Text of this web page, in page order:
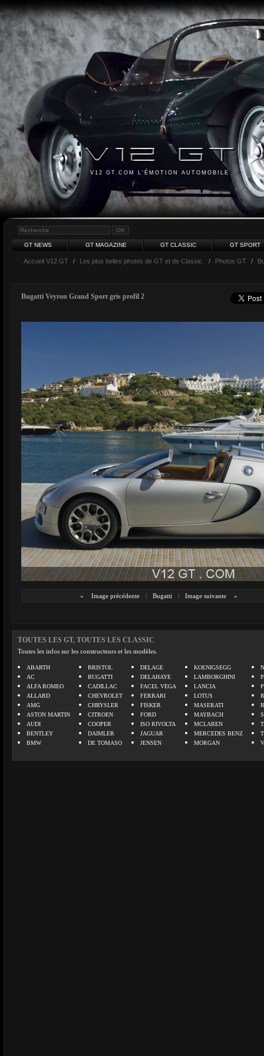
V12 GT.COM L'ÉMOTION AUTOMOBILE
GT NEWS GT MAGAZINE GT CLASSIC GT SPORT
Accueil V12 GT / Les plus belles photos de GT et de Classic. / Photos GT /
Bugatti Veyron Grand Sport gris profil 2
« Image précédente | Bugatti | Image suivante »
TOUTES LES GT, TOUTES LES CLASSIC
Toutes les infos sur les constructeurs et les modèles.
ABARTH
AC
ALFA ROMEO
ALLARD
AMG
ASTON MARTIN
AUDI
BENTLEY
BMW
BRISTOL
BUGATTI
CADILLAC
CHEVROLET
CHRYSLER
CITROEN
COOPER
DAIMLER
DE TOMASO
DELAGE
DELAHAYE
FACEL VEGA
FERRARI
FISKER
FORD
ISO RIVOLTA
JAGUAR
JENSEN
KOENIGSEGG
LAMBORGHINI
LANCIA
LOTUS
MASERATI
MAYBACH
MCLAREN
MERCEDES BENZ
MORGAN